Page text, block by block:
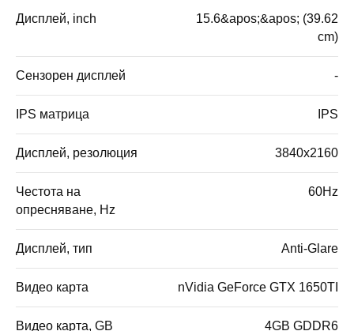
Дисплей, inch
15.6&apos;&apos; (39.62
cm)
Сензорен дисплей -
IPS матрица IPS
Дисплей, резолюция 3840x2160
Честота на
опресняване, Hz
60Hz
Дисплей, тип Anti-Glare
Видео карта nVidia GeForce GTX 1650TI
Видео карта, GB 4GB GDDR6